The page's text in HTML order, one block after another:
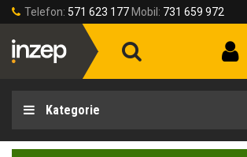
Telefon: 571 623 177 Mobil: 731 659 972
Kategorie